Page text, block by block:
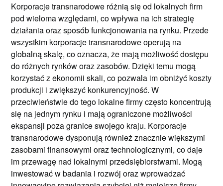
Korporacje transnarodowe różnią się od lokalnych firm
pod wieloma względami, co wpływa na ich strategię
działania oraz sposób funkcjonowania na rynku. Przede
wszystkim korporacje transnarodowe operują na
globalną skalę, co oznacza, że mają możliwość dostępu
do różnych rynków oraz zasobów. Dzięki temu mogą
korzystać z ekonomii skali, co pozwala im obniżyć koszty
produkcji i zwiększyć konkurencyjność. W
przeciwieństwie do tego lokalne firmy często koncentrują
się na jednym rynku i mają ograniczone możliwości
ekspansji poza granice swojego kraju. Korporacje
transnarodowe dysponują również znacznie większymi
zasobami finansowymi oraz technologicznymi, co daje
im przewagę nad lokalnymi przedsiębiorstwami. Mogą
inwestować w badania i rozwój oraz wprowadzać